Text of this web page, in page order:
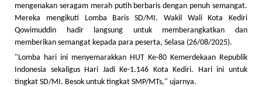
mengenakan seragam merah putih berbaris dengan penuh semangat.
Mereka mengikuti Lomba Baris SD/MI. Wakil Wali Kota Kediri
Qowimuddin hadir langsung untuk memberangkatkan dan
memberikan semangat kepada para peserta, Selasa (26/08/2025).
"Lomba hari ini menyemarakkan HUT Ke-80 Kemerdekaan Republik
Indonesia sekaligus Hari Jadi Ke-1.146 Kota Kediri. Hari ini untuk
tingkat SD/MI. Besok untuk tingkat SMP/MTs," ujarnya.